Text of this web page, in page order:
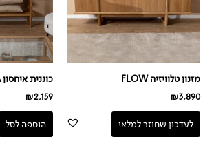
מזנון טלוויזיה FLOW
₪3,890
לעדכון שחוזר למלאי
כוננית איחסון PONZA
₪2,159
הוספה לסל